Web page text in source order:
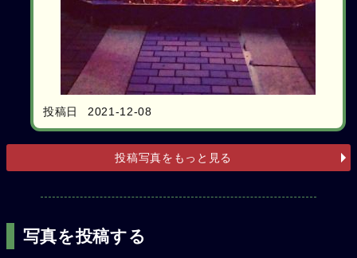
投稿日 2021-12-08
投稿写真をもっと見る
写真を投稿する